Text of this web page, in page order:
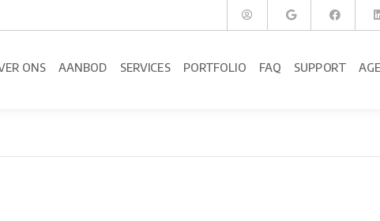
ONS AANBOD SERVICES PORTFOLIO FAQ SUPPORT